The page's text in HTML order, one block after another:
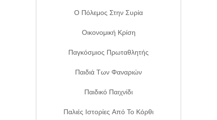
Ο Πόλεμος Στην Συρία
Οικονομική Κρίση
Παγκόσμιος Πρωταθλητής
Παιδιά Των Φαναριών
Παιδικό Παιχνίδι
Παλιές Ιστορίες Από Το Κόρθι